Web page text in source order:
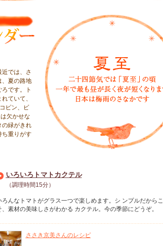
では、さ
、夏の路地
です。ト
ていて、
ピン、ビ
欠かせな
の緑がきれ
ち重りがす
いろいろトマトカクテル
（調理時間15分）
ろんなトマトがグラス一つで楽しめます。シ ンプルだからこ
、素材の美味しさがわかる カクテル。今の季節にどうぞ。
ささき京美さんのレシピ